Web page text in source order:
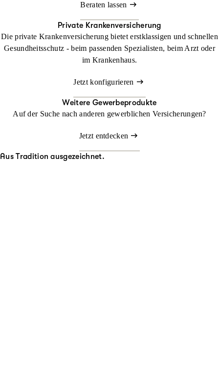
Beraten lassen
Private Krankenversicherung
Die private Krankenversicherung bietet erstklassigen und schnellen
Gesundheitsschutz - beim passenden Spezialisten, beim Arzt oder
im Krankenhaus.
Jetzt konfigurieren
Weitere Gewerbeprodukte
Auf der Suche nach anderen gewerblichen Versicherungen?
Jetzt entdecken
Aus Tradition ausgezeichnet.